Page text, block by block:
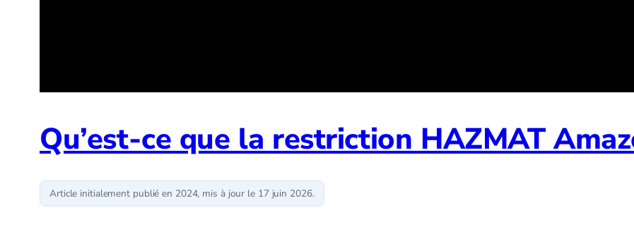
Qu’est-ce que la restriction HAZMAT
Article initialement publié en 2024, mis à jour le 17 juin 2026.